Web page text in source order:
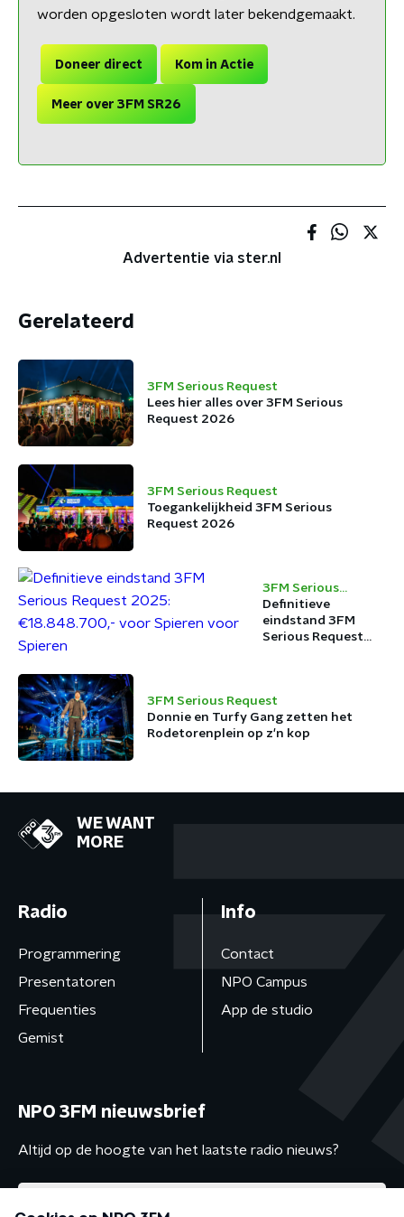
worden opgesloten wordt later bekendgemaakt.
Doneer direct Kom in Actie
Meer over 3FM SR26
Advertentie via ster.nl
Gerelateerd
3FM Serious Request
Lees hier alles over 3FM Serious
Request 2026
3FM Serious Request
Toegankelijkheid 3FM Serious
Request 2026
3FM Serious
Request
Definitieve
eindstand 3FM
Serious Request
Spieren
3FM Serious Request
Donnie en Turfy Gang zetten het
Rodetorenplein op z'n kop
WE WANT
MORE
Radio
Programmering
Presentatoren
Frequenties
Gemist
Info
Contact
NPO Campus
App de studio
NPO 3FM nieuwsbrief
Altijd op de hoogte van het laatste radio nieuws?